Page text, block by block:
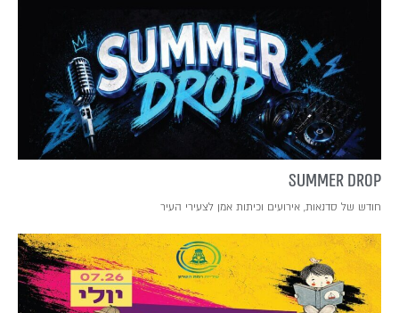
SUMMER DROP
חודש של סדנאות, אירועים וכיתות אמן לצעירי העיר